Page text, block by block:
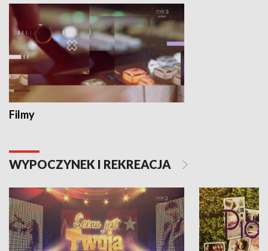
Filmy
WYPOCZYNEK I REKREACJA